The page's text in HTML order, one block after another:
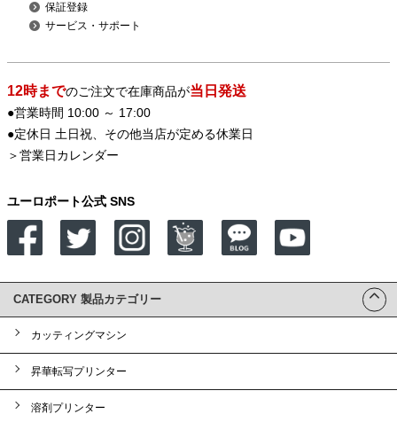
保証登録
サービス・サポート
12時までのご注文で在庫商品が当日発送
●営業時間 10:00 ～ 17:00
●定休日 土日祝、その他当店が定める休業日
＞営業日カレンダー
ユーロポート公式 SNS
CATEGORY 製品カテゴリー
カッティングマシン
昇華転写プリンター
溶剤プリンター